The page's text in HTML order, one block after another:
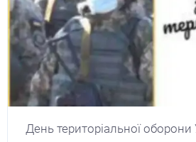
День територіальної оборони